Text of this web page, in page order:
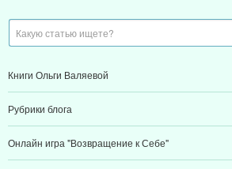
Книги Ольги Валяевой
Рубрики блога
Онлайн игра "Возвращение к Себе"